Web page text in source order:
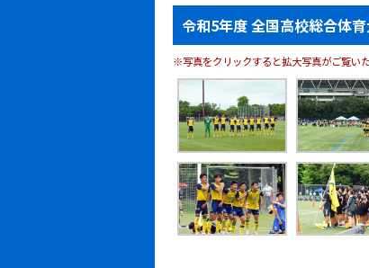
令和5年度 全国高校総合体
※写真をクリックすると拡大写真がご覧いた